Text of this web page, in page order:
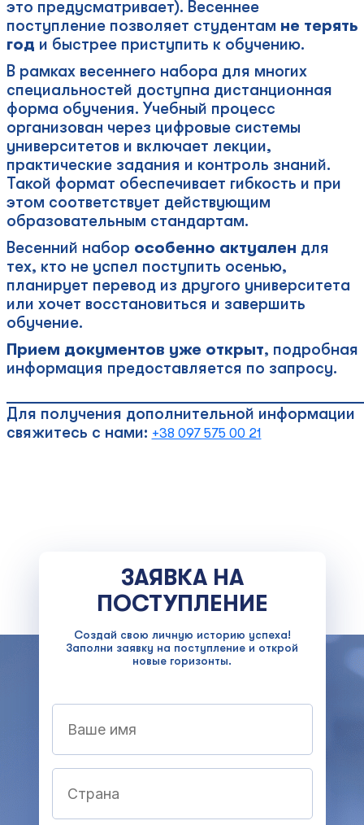
это предусматривает). Весеннее
поступление позволяет студентам не терять
год и быстрее приступить к обучению.
В рамках весеннего набора для многих
специальностей доступна дистанционная
форма обучения. Учебный процесс
организован через цифровые системы
университетов и включает лекции,
практические задания и контроль знаний.
Такой формат обеспечивает гибкость и при
этом соответствует действующим
образовательным стандартам.
Весенний набор особенно актуален для
тех, кто не успел поступить осенью,
планирует перевод из другого университета
или хочет восстановиться и завершить
обучение.
Прием документов уже открыт, подробная
информация предоставляется по запросу.
Для получения дополнительной информации
свяжитесь с нами: +38 097 575 00 21
ЗАЯВКА НА
ПОСТУПЛЕНИЕ
Создай свою личную историю успеха!
Заполни заявку на поступление и открой
новые горизонты.